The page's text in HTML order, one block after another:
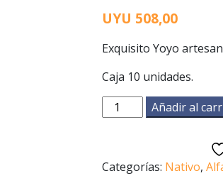
UYU 508,00
Exquisito Yoyo
Caja 10 unidades.
Alfajor
Yoyo
cantidad
Añadir al
Categorías: Nativo,